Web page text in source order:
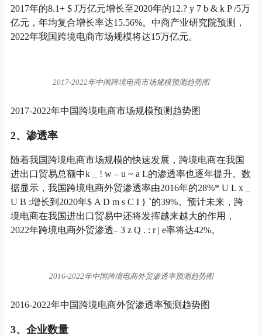
2017年的8.1+ $ J万亿元增长至2020年的12.? y 7 b & k P /5万
亿元，年均复合增长率达15.56%。中商产业研究院预测，
2022年我国跨境电商市场规模将达15万亿元。
2017-2022年中国跨境电商市场规模预测趋势图
2017-2022年中国跨境电商市场规模预测趋势图
2、渗透率
随着我国跨境电商市场规模的快速发展，跨境电商在我国
进出口贸易总额中k _ ! w – u ~ a L的渗透率也逐年提升。数
据显示，我国跨境电商外贸渗透率由2016年的28%* U L x _
U B :增长到2020年$ A D m s C I } `的39%。预计未来，跨
境电商在我国进出口贸易中还将发挥越来越大的作用，
2022年跨境电商外贸渗透– 3 z Q . : r | e率将达42%。
2016-2022年中国跨境电商外贸渗透率预测趋势图
2016-2022年中国跨境电商外贸渗透率预测趋势图
3、企业数量